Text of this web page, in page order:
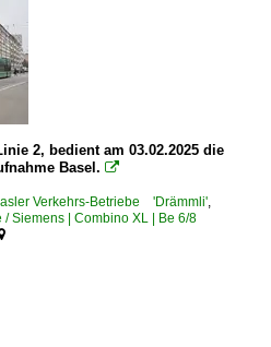
2, bedient am 03.02.2025 die
Basel. 
Verkehrs-Betriebe 'Drämmli',
Siemens | Combino XL | Be 6/8